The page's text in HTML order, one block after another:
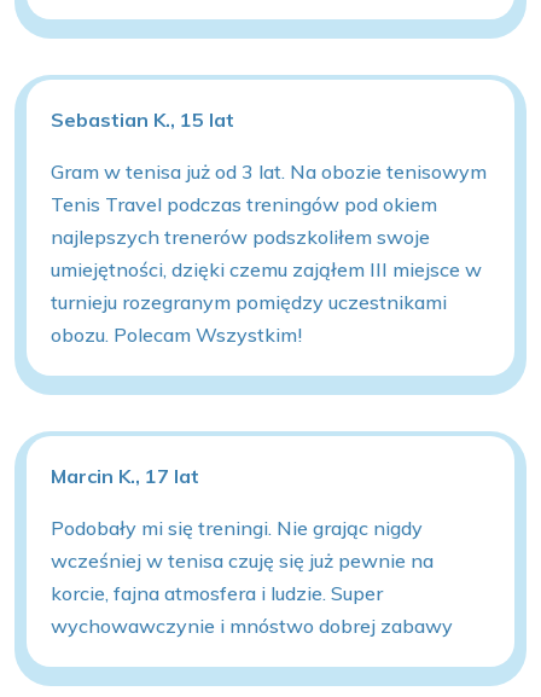
Sebastian K., 15 lat
Gram w tenisa już od 3 lat. Na obozie tenisowym
Tenis Travel podczas treningów pod okiem
najlepszych trenerów podszkoliłem swoje
umiejętności, dzięki czemu zająłem III miejsce w
turnieju rozegranym pomiędzy uczestnikami
obozu. Polecam Wszystkim!
Marcin K., 17 lat
Podobały mi się treningi. Nie grając nigdy
wcześniej w tenisa czuję się już pewnie na
korcie, fajna atmosfera i ludzie. Super
wychowawczynie i mnóstwo dobrej zabawy